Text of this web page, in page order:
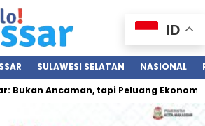
SULAWESI SELATAN NASIONAL
Bukan Ancaman, tapi Peluang Ekonomi
ID